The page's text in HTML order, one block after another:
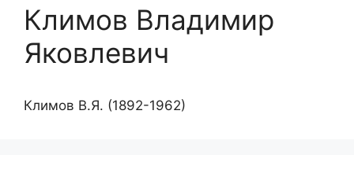
Климов Владимир
Яковлевич
Климов В.Я. (1892-1962)